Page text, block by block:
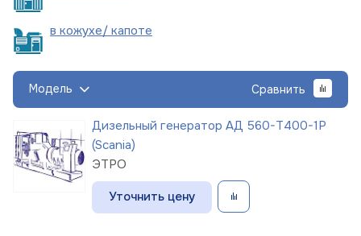
в кожухе/ капоте
Модель Сравнить
Дизельный генератор АД 560-Т400-1Р
(Scania)
ЭТРО
Уточнить цену